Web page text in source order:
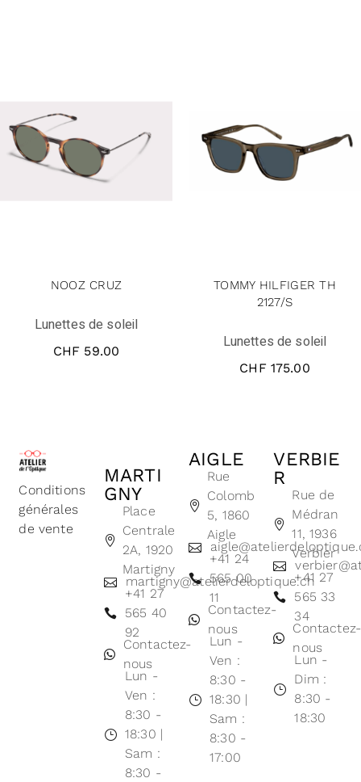
NOOZ CRUZ
Lunettes de soleil
CHF 59.00
TOMMY HILFIGER TH
2127/S
Lunettes de soleil
CHF 175.00
Conditions
générales
de vente
MARTI
GNY
Place
Centrale
2A, 1920
Martigny
martigny@atelierdeloptique.ch
+41 27
565 40
92
Contactez-
nous
Lun -
Ven :
8:30 -
18:30 |
Sam :
8:30 -
AIGLE
Rue
Colomb
5, 1860
Aigle
+41 24
565 00
11
Contactez-
nous
Lun -
Ven :
8:30 -
18:30 |
Sam :
8:30 -
17:00
VERBIE
R
Rue de
Médran
11, 1936
Verbier
+41 27
565 33
34
Contactez-
nous
Lun -
Dim :
8:30 -
18:30